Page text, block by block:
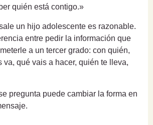
quién está contigo.»
un hijo adolescente es razonable.
entre pedir la información que
a un tercer grado: con quién,
va, qué vais a hacer, quién te lleva,
pregunta puede cambiar la forma en